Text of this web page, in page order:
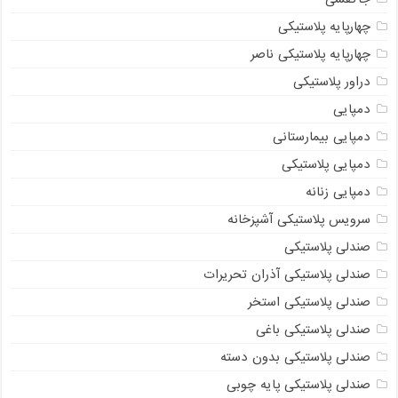
چهارپایه پلاستیکی
چهارپایه پلاستیکی ناصر
دراور پلاستیکی
دمپایی
دمپایی بیمارستانی
دمپایی پلاستیکی
دمپایی زنانه
سرویس پلاستیکی آشپزخانه
صندلی پلاستیکی
صندلی پلاستیکی آذران تحریرات
صندلی پلاستیکی استخر
صندلی پلاستیکی باغی
صندلی پلاستیکی بدون دسته
صندلی پلاستیکی پایه چوبی